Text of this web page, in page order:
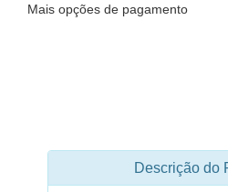
Mais opções de pagamento
Descrição do